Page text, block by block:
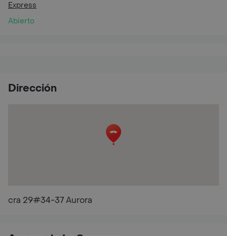
Express
Abierto
Dirección
cra 29#34-37 Aurora